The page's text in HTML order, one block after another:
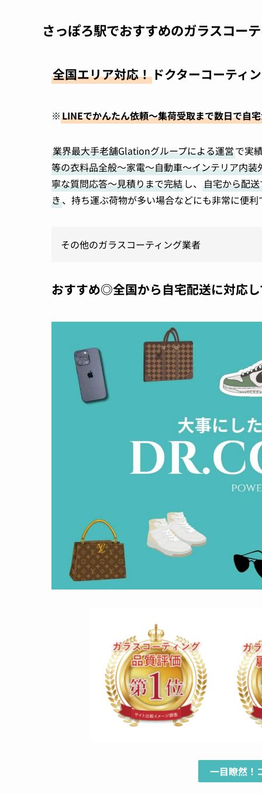
さっぽろ駅でおすすめのガラスコー
全国エリア対応！ ドクターコーティ
※LINEでかんたん依頼～集荷受取まで数日で自
業界最大手老舗Glationグループによる運営で実
等の衣料品全般～家電～自動車～インテリア内装
寧な質問応答～見積りまで完結 し、 自宅から配
き、持ち運ぶ荷物が多い場合などにも非常に便利
その他のガラスコーティング業者
おすすめ◎全国から自宅配送に対応
一目瞭然！